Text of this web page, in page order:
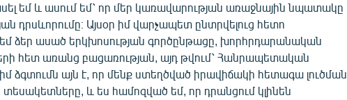
եմ և ասում եմ՝ որ մեր կառավարության առաջնային նպատակը
դրսևորումը։ Այսօր իմ վարչապետ ընտրվելուց հետո
ձեր ասած երկխոսության գործընթացը, խորհրդարանական
հետ առանց բացառության, այդ թվում՝ Հանրապետական
ձգտումն այն է, որ մենք ստեղծված իրավիճակի հետագա լուծման
տեսակետները, և ես համոզված եմ, որ դրանցում կլինեն